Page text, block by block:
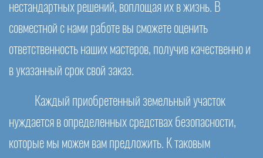
нестандартных решений, воплощая их в жизнь. В
совместной с нами работе вы сможете оценить
ответственность наших мастеров, получив качественно и
в указанный срок свой заказ.
Каждый приобретенный земельный участок
нуждается в определенных средствах безопасности,
которые мы можем вам предложить. К таковым